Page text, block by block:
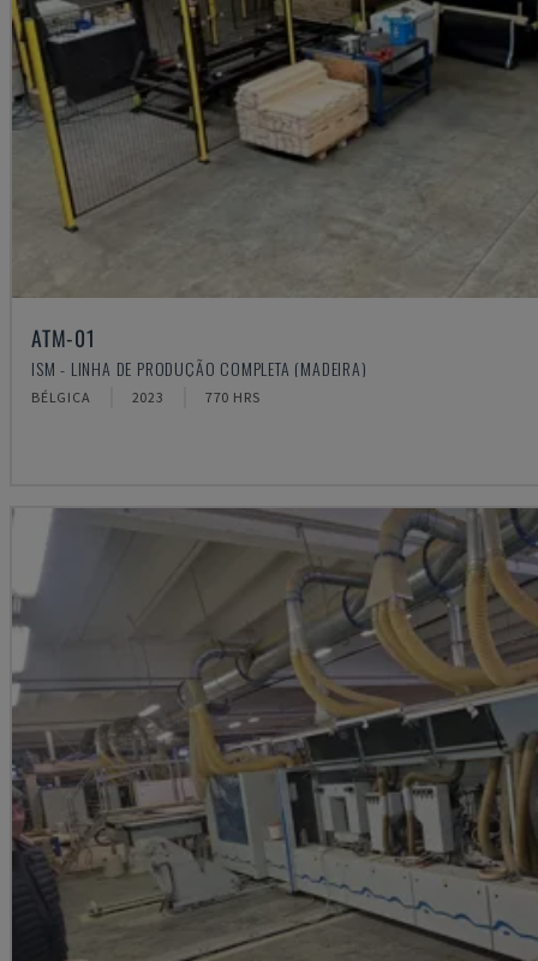
ATM-01
ISM - LINHA DE PRODUÇÃO COMPLETA (MADEIRA)
BÉLGICA 2023 770 HRS